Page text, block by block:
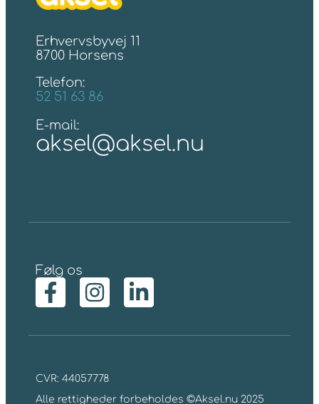
Erhvervsbyvej 11
8700 Horsens
Telefon:
52 51 63 86
E-mail:
aksel@aksel.nu
Følg os
CVR: 44057778
Alle rettigheder forbeholdes ©Aksel.nu 2025